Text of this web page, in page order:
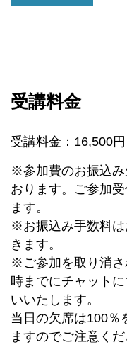
受講料金
受講料金：16,500
※参加費のお振込み
おります。ご参加
ます。
※お振込み手数料
きます。
※ご参加を取り消
時までにチャット
いいたします。
当日の欠席は100％
ますのでご注意くだ